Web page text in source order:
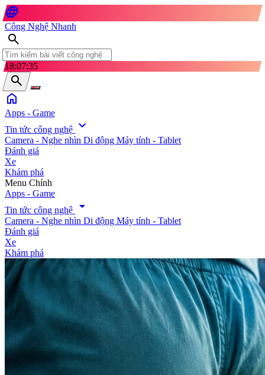
language
Công Nghệ Nhanh
search
18:07:37
search
home
Apps - Game
Tin tức công nghệ expand_more
Camera - Nghe nhìn Di động Máy tính - Tablet
Đánh giá
Xe
Khám phá
search
Menu Chính
Apps - Game
Tin tức công nghệ
arrow_drop_down
Camera - Nghe nhìn Di động Máy tính - Tablet
Đánh giá
Xe
Khám phá